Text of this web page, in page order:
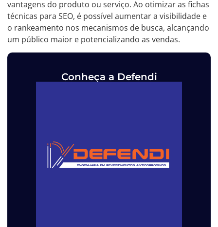
vantagens do produto ou serviço. Ao otimizar as fichas
técnicas para SEO, é possível aumentar a visibilidade e
o rankeamento nos mecanismos de busca, alcançando
um público maior e potencializando as vendas.
Conheça a Defendi